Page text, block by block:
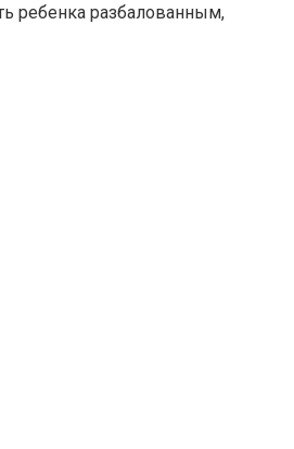
ребенка разбалованным,